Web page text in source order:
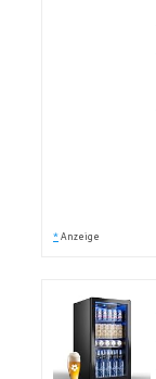
* Anzeige